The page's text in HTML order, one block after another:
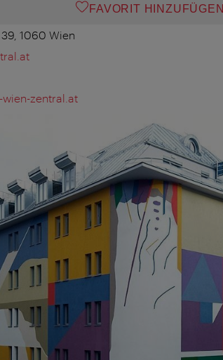
FAVORIT HINZUFÜGEN
1060 Wien
zentral.at